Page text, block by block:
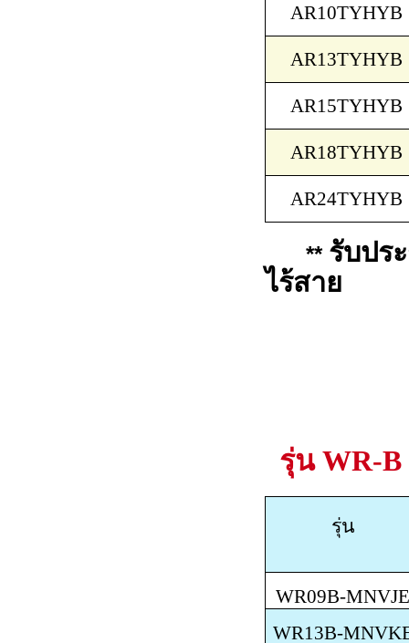
AR10TYHYB
AR13TYHYB
AR15TYHYB
AR18TYHYB
AR24TYHYB
** รับปร
ไร้สาย
รุ่นWR-B
รุ่น
WR09B-
WR13B-